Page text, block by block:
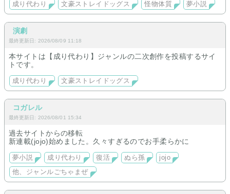
文豪ストレイドッグズ 樋口一葉成り代わり
怪物体質 十倉千嘉成り代わり
成り代わり 文豪ストレイドッグス 怪物体質 夢小説
演劇
最終更新日: 2026/08/09 11:18
本サイトは【成り代わり】ジャンルの二次創作を投稿するサイ
トです。
成り代わり 文豪ストレイドッグス
コガレル
最終更新日: 2026/08/01 15:34
過去サイトからの移転
新連載(jojo)始めました。久々すぎるのでお手柔らかに
夢小説 成り代わり 復活 ぬら孫
jojo
他、ジャンルごちゃまぜ